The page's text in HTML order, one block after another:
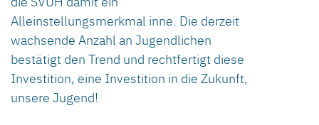
Alleinstellungsmerkmal inne. Die derzeit
wachsende Anzahl an Jugendlichen
bestätigt den Trend und rechtfertigt diese
Investition, eine Investition in die Zukunft,
unsere Jugend!